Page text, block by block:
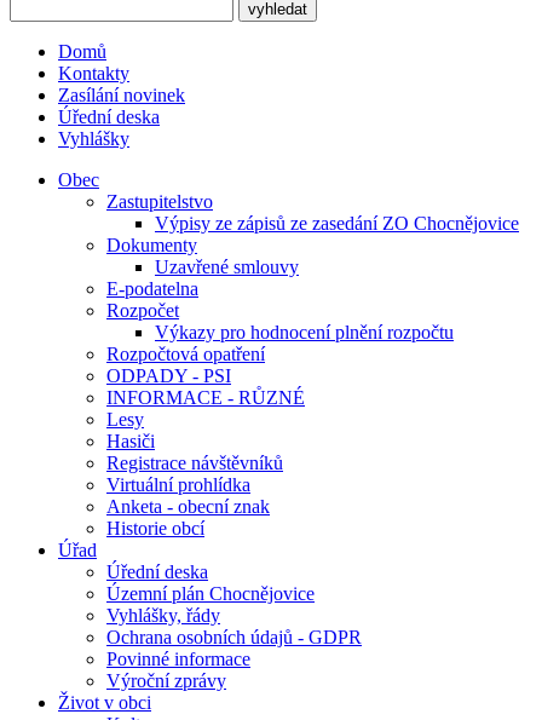
Domů
Kontakty
Zasílání novinek
Úřední deska
Vyhlášky
Obec
Zastupitelstvo
Výpisy ze zápisů ze zasedání ZO Chocnějovice
Dokumenty
Uzavřené smlouvy
E-podatelna
Rozpočet
Výkazy pro hodnocení plnění rozpočtu
Rozpočtová opatření
ODPADY - PSI
INFORMACE - RŮZNÉ
Lesy
Hasiči
Registrace návštěvníků
Virtuální prohlídka
Anketa - obecní znak
Historie obcí
Úřad
Úřední deska
Územní plán Chocnějovice
Vyhlášky, řády
Ochrana osobních údajů - GDPR
Povinné informace
Výroční zprávy
Život v obci